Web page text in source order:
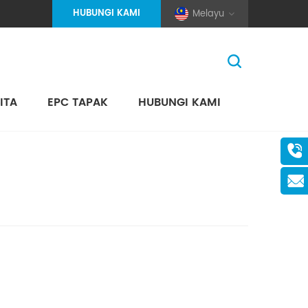
Melayu
HUBUNGI KAMI
EPC TAPAK HUBUNGI KAMI